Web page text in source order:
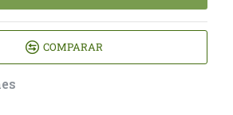
COMPARAR